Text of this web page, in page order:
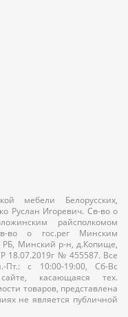
мебели Белорусских,
Руслан Игоревич. Св-во о
райсполкомом
во о гос.рег Минским
РБ, Минский р-н, д.Копище,
18.07.2019г № 455587. Все
с 10:00-19:00, Сб-Вс
касающаяся тех.
товаров, представлена
не является публичной